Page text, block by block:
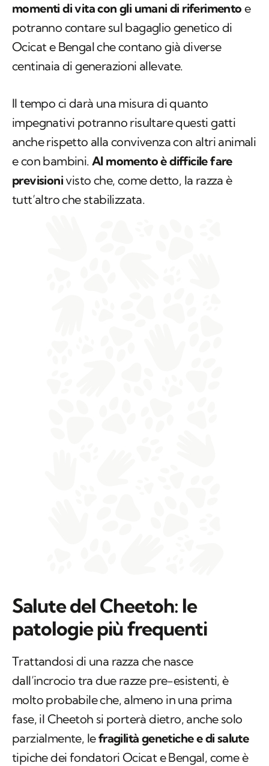
momenti di vita con gli umani di riferimento e
potranno contare sul bagaglio genetico di
Ocicat e Bengal che contano già diverse
centinaia di generazioni allevate.
Il tempo ci darà una misura di quanto
impegnativi potranno risultare questi gatti
anche rispetto alla convivenza con altri animali
e con bambini. Al momento è difficile fare
previsioni visto che, come detto, la razza è
tutt’altro che stabilizzata.
Salute del Cheetoh: le
patologie più frequenti
Trattandosi di una razza che nasce
dall’incrocio tra due razze pre-esistenti, è
molto probabile che, almeno in una prima
fase, il Cheetoh si porterà dietro, anche solo
parzialmente, lefragilità genetiche e di salute
tipiche dei fondatori Ocicat e Bengal, come è